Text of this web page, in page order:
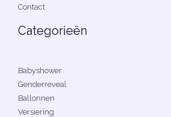
Contact
Categorieën
Babyshower
Genderreveal
Ballonnen
Versiering